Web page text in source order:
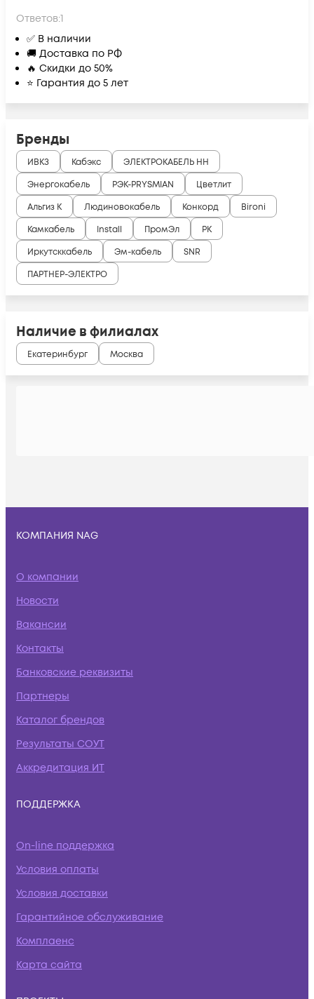
Ответов:1
✅ В наличии
🚚 Доставка по РФ
🔥 Скидки до 50%
⭐ Гарантия до 5 лет
Бренды
ИВКЗ Кабэкс
ЭЛЕКТРОКАБЕЛЬ НН
Энергокабель
РЭК-PRYSMIAN
Цветлит
Альгиз К
Людиновокабель Конкорд
Bironi
Камкабель
Install ПромЭл
РК
Иркутсккабель
Эм-кабель
SNR
ПАРТНЕР-ЭЛЕКТРО
Наличие в филиалах
Екатеринбург Москва
КОМПАНИЯ NAG
О компании
Новости
Вакансии
Контакты
Банковские реквизиты
Партнеры
Каталог брендов
Результаты СОУТ
Аккредитация ИТ
ПОДДЕРЖКА
On-line поддержка
Условия оплаты
Условия доставки
Гарантийное обслуживание
Комплаенс
Карта сайта